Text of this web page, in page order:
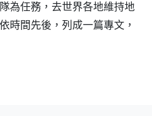
為任務，去世界各地維持地
時間先後，列成一篇專文，